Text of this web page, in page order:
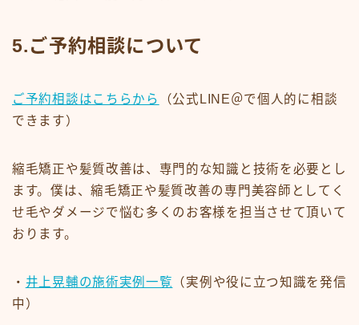
5.ご予約相談について
ご予約相談はこちらから
（公式LINE＠で個人的に相談
できます）
縮毛矯正や髪質改善は、専門的な知識と技術を必要とし
ます。僕は、縮毛矯正や髪質改善の専門美容師としてく
せ毛やダメージで悩む多くのお客様を担当させて頂いて
おります。
・ 井上晃輔の施術実例一覧 （実例や役に立つ知識を発信
中）